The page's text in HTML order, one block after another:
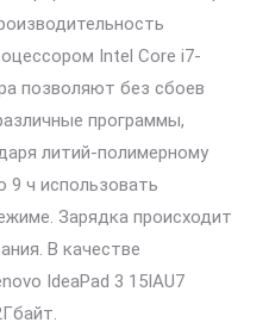
Intel Core i7-
позволяют без сбоев
программы,
литий-полимерному
9 ч использовать
Зарядка происходит
В качестве
IdeaPad 3 15IAU7